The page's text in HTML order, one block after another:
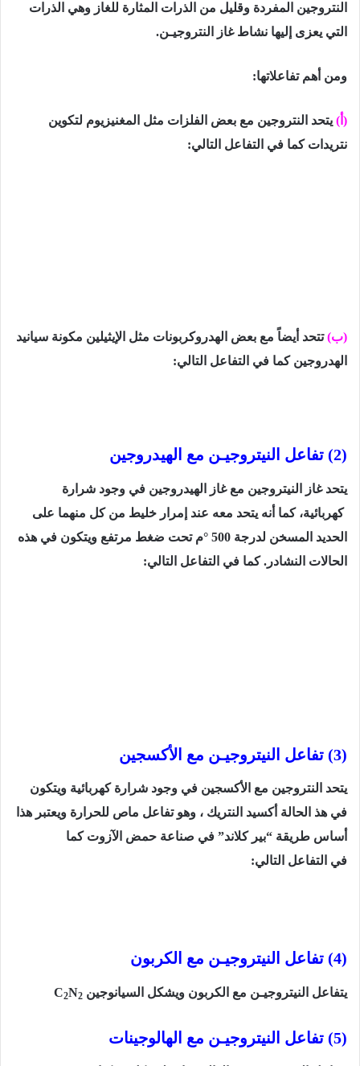
النتروجين المفردة وقليل من الذرات المثارة للغاز وهي الذرات
التي يعزى إليها نشاط غاز النتروجيـن.
ومن أهم تفاعلاتها:
(أ) يتحد النتروجين مع بعض الفلزات مثل المغنيزيوم لتكوين
نتريداتكما في التفاعل التالي:
(ب)تتحد أيضاً مع بعض الهدروكربونات مثل الإيثيلين مكونة سيانيد
الهدروجينكما في التفاعل التالي:
(2) تفاعل النيتروجيـن مع الهيدروجين
يتحد غاز النيتروجين مع غاز الهيدروجين في وجود شرارة
كهربائية، كما أنه يتحد معه عند إمرار خليط من كل منهما على
الحديد المسخن لدرجة 500 °م تحت ضغط مرتفع ويتكون في هذه
الحالات النشادر. كما في التفاعل التالي:
(3) تفاعل النيتروجيـن مع الأكسجين
يتحد النتروجين مع الأكسجين في وجود شرارة كهربائية ويتكون
في هذ الحالة أكسيد النتريك ، وهو تفاعل ماص للحرارة ويعتبر هذا
أساس طريقة “بير كلاند” في صناعة حمض الآزوتكما
في التفاعل التالي:
(4) تفاعل النيتروجيـن مع الكربون
يتفاعل النيتروجيـن مع الكربون ويشكل السيانوجين C2N2
(5) تفاعل النيتروجيـن مع الهالوجينات